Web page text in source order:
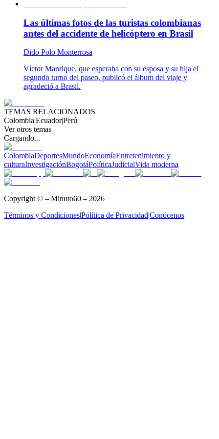
Las últimas fotos de las turistas colombianas
antes del accidente de helicóptero en Brasil
Dido Polo Monterrosa
Víctor Manrique, que esperaba con su esposa y su hija el
segundo turno del paseo, publicó el álbum del viaje y
agradeció a Brasil.
TEMAS RELACIONADOS
Colombia|Ecuador|Perú
Ver otros temas
Cargando...
ColombiaDeportesMundoEconomíaEntretenimiento y
culturaInvestigaciónBogotáPolíticaJudicialVida moderna
Copyright © – Minuto60 – 2026
Términos y Condiciones|Política de Privacidad|Conócenos